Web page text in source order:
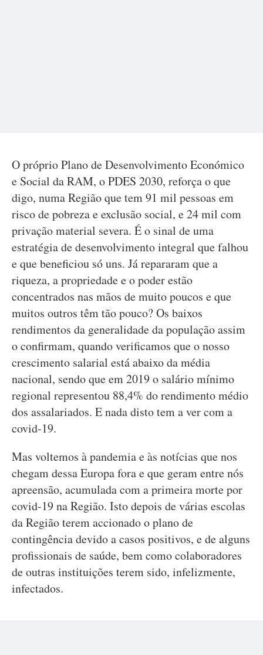
O próprio Plano de Desenvolvimento Económico
e Social da RAM, o PDES 2030, reforça o que
digo, numa Região que tem 91 mil pessoas em
risco de pobreza e exclusão social, e 24 mil com
privação material severa. É o sinal de uma
estratégia de desenvolvimento integral que falhou
e que beneficiou só uns. Já repararam que a
riqueza, a propriedade e o poder estão
concentrados nas mãos de muito poucos e que
muitos outros têm tão pouco? Os baixos
rendimentos da generalidade da população assim
o confirmam, quando verificamos que o nosso
crescimento salarial está abaixo da média
nacional, sendo que em 2019 o salário mínimo
regional representou 88,4% do rendimento médio
dos assalariados. E nada disto tem a ver com a
covid-19.
Mas voltemos à pandemia e às notícias que nos
chegam dessa Europa fora e que geram entre nós
apreensão, acumulada com a primeira morte por
covid-19 na Região. Isto depois de várias escolas
da Região terem accionado o plano de
contingência devido a casos positivos, e de alguns
profissionais de saúde, bem como colaboradores
de outras instituições terem sido, infelizmente,
infectados.